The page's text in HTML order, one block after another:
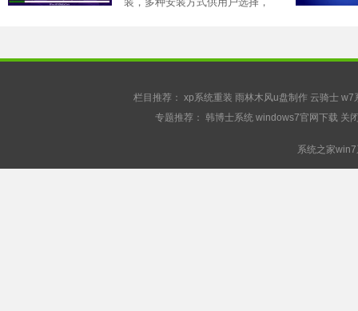
栏目推荐：xp系统重装 雨林木风u盘制作 云骑士 w7
专题推荐： 韩博士系统 windows7官网下载 关
系统之家